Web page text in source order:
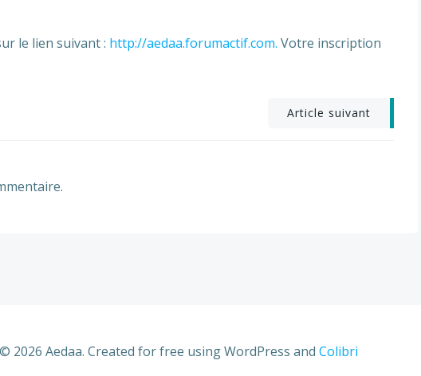
le lien suivant : http://aedaa.forumactif.com. Votre inscription
Article suivant
© 2026 Aedaa. Created for free using WordPress and Colibri